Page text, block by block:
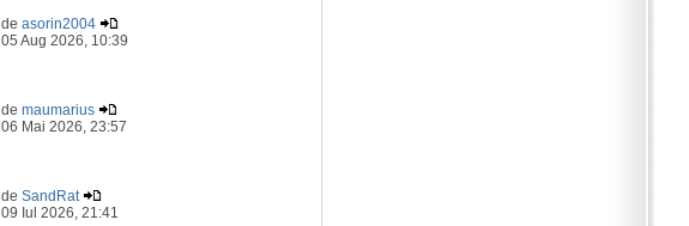
deasorin2004
05 Aug 2026, 10:39
demaumarius
06 Mai 2026, 23:57
deSandRat
09 Iul 2026, 21:41